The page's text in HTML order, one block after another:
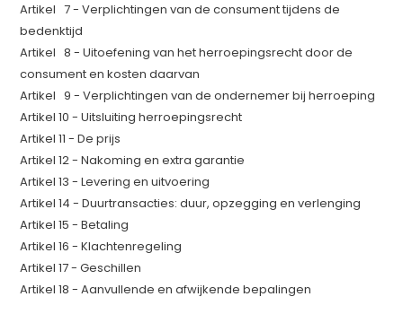
Artikel 7 - Verplichtingen van de consument tijdens de
bedenktijd
Artikel 8 - Uitoefening van het herroepingsrecht door de
consument en kosten daarvan
Artikel 9 - Verplichtingen van de ondernemer bij herroeping
Artikel 10 - Uitsluiting herroepingsrecht
Artikel 11 - De prijs
Artikel 12 - Nakoming en extra garantie
Artikel 13 - Levering en uitvoering
Artikel 14 - Duurtransacties: duur, opzegging en verlenging
Artikel 15 - Betaling
Artikel 16 - Klachtenregeling
Artikel 17 - Geschillen
Artikel 18 - Aanvullende en afwijkende bepalingen